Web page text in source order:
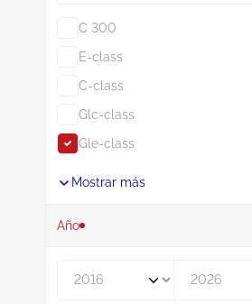
C 300
E-class
C-class
Glc-class
Gle-class
Mostrar más
Año